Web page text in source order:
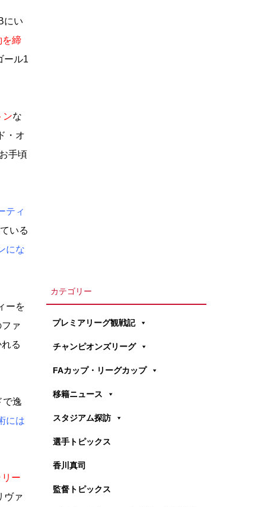
にい
を締
ール1
ンな
・オ
手頃
ティ
いる
にな
ーを
ァ
る
で逸
には
ー
ヴァ
カテゴリー
プレミアリーグ観戦記
チャンピオンズリーグ
FAカップ・リーグカップ
移籍ニュース
スタジアム探訪
選手トピックス
香川真司
監督トピックス